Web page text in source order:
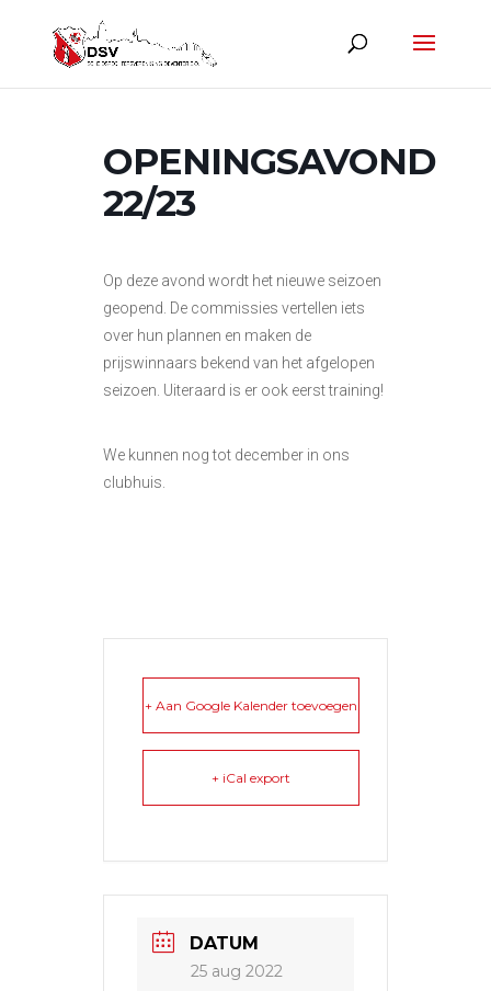
OPENINGSAVOND
22/23
Op deze avond wordt het nieuwe seizoen
geopend. De commissies vertellen iets
over hun plannen en maken de
prijswinnaars bekend van het afgelopen
seizoen. Uiteraard is er ook eerst training!
We kunnen nog tot december in ons
clubhuis.
+ Aan Google Kalender toevoegen
+ iCal export
DATUM
25 aug 2022